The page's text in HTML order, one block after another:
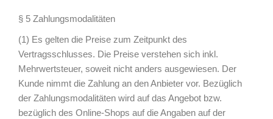
§ 5 Zahlungsmodalitäten
(1) Es gelten die Preise zum Zeitpunkt des
Vertragsschlusses. Die Preise verstehen sich inkl.
Mehrwertsteuer, soweit nicht anders ausgewiesen. Der
Kunde nimmt die Zahlung an den Anbieter vor. Bezüglich
der Zahlungsmodalitäten wird auf das Angebot bzw.
bezüglich des Online-Shops auf die Angaben auf der